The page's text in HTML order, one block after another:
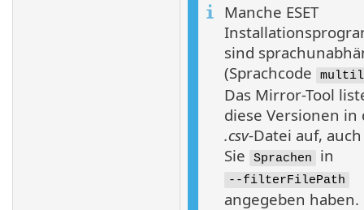
Manche ESET
sind
(Sprachcode
Das Mirror-Tool
diese Versionen in
.csv-Datei auf,
Sie
Sprachen in
--filterFilePath
angegeben haben.